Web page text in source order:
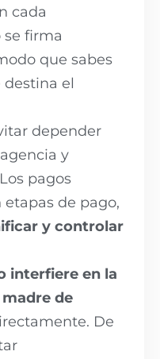
cada
se firma
que sabes
el
depender
y
pagos
de pago,
y controlar
interfiere en la
de
De